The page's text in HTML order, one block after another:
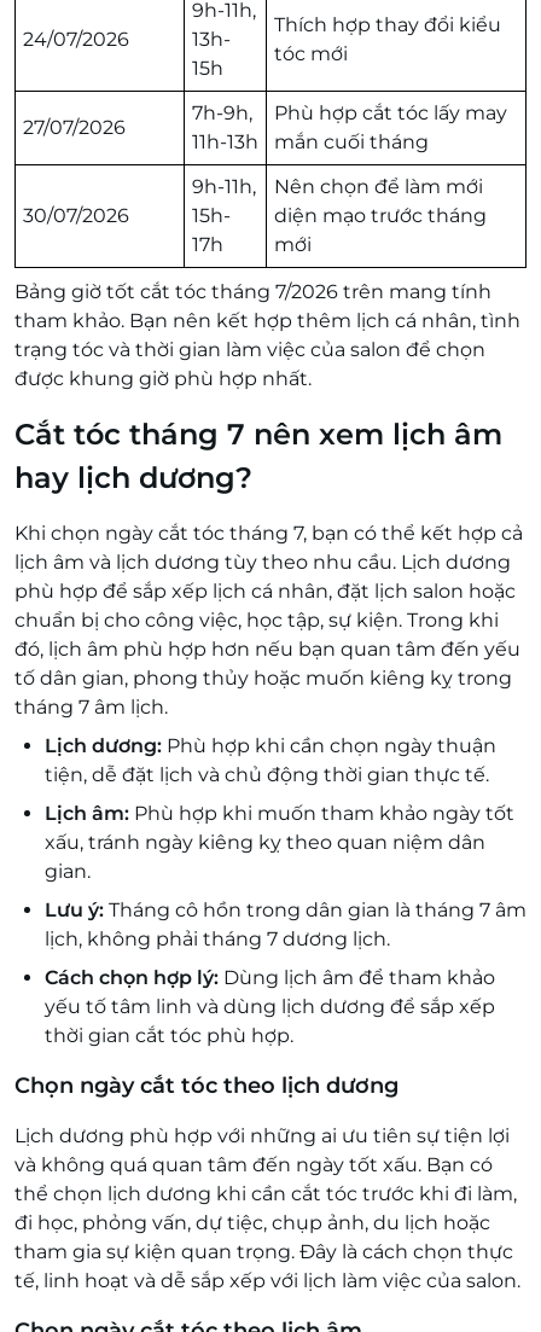
24/07/2026
9h-11h,
13h-
15h
Thích hợp thay đổi kiểu
tóc mới
27/07/2026
7h-9h,
11h-13h
Phù hợp cắt tóc lấy may
mắn cuối tháng
30/07/2026
9h-11h,
15h-
17h
Nên chọn để làm mới
diện mạo trước tháng
mới
Bảng giờ tốt cắt tóc tháng 7/2026 trên mang tính
tham khảo. Bạn nên kết hợp thêm lịch cá nhân, tình
trạng tóc và thời gian làm việc của salon để chọn
được khung giờ phù hợp nhất.
Cắt tóc tháng 7 nên xem lịch âm
hay lịch dương?
Khi chọn ngày cắt tóc tháng 7, bạn có thể kết hợp cả
lịch âm và lịch dương tùy theo nhu cầu. Lịch dương
phù hợp để sắp xếp lịch cá nhân, đặt lịch salon hoặc
chuẩn bị cho công việc, học tập, sự kiện. Trong khi
đó, lịch âm phù hợp hơn nếu bạn quan tâm đến yếu
tố dân gian, phong thủy hoặc muốn kiêng kỵ trong
tháng 7 âm lịch.
Lịch dương: Phù hợp khi cần chọn ngày thuận
tiện, dễ đặt lịch và chủ động thời gian thực tế.
Lịch âm: Phù hợp khi muốn tham khảo ngày tốt
xấu, tránh ngày kiêng kỵ theo quan niệm dân
gian.
Lưu ý: Tháng cô hồn trong dân gian là tháng 7 âm
lịch, không phải tháng 7 dương lịch.
Cách chọn hợp lý: Dùng lịch âm để tham khảo
yếu tố tâm linh và dùng lịch dương để sắp xếp
thời gian cắt tóc phù hợp.
Chọn ngày cắt tóc theo lịch dương
Lịch dương phù hợp với những ai ưu tiên sự tiện lợi
và không quá quan tâm đến ngày tốt xấu. Bạn có
thể chọn lịch dương khi cần cắt tóc trước khi đi làm,
đi học, phỏng vấn, dự tiệc, chụp ảnh, du lịch hoặc
tham gia sự kiện quan trọng. Đây là cách chọn thực
tế, linh hoạt và dễ sắp xếp với lịch làm việc của salon.